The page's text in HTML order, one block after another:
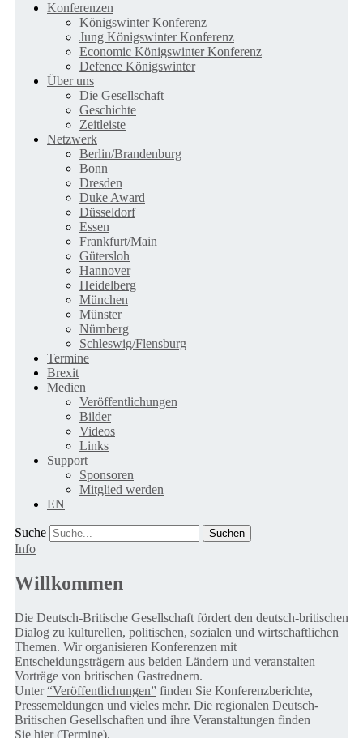
Konferenzen
Königswinter Konferenz
Jung Königswinter Konferenz
Economic Königswinter Konferenz
Defence Königswinter
Über uns
Die Gesellschaft
Geschichte
Zeitleiste
Netzwerk
Berlin/Brandenburg
Bonn
Dresden
Duke Award
Düsseldorf
Essen
Frankfurt/Main
Gütersloh
Hannover
Heidelberg
München
Münster
Nürnberg
Schleswig/Flensburg
Termine
Brexit
Medien
Veröffentlichungen
Bilder
Videos
Links
Support
Sponsoren
Mitglied werden
EN
Suche
Info
Willkommen
Die Deutsch-Britische Gesellschaft fördert den deutsch-britischen
Dialog zu kulturellen, politischen, sozialen und wirtschaftlichen
Themen. Wir organisieren Konferenzen mit
Entscheidungsträgern aus beiden Ländern und veranstalten
Vorträge von britischen Gastrednern.
Unter“Veröffentlichungen” finden Sie Konferenzberichte,
Pressemeldungen und vieles mehr. Die regionalen Deutsch-
Britischen Gesellschaften und ihre Veranstaltungen finden
Sie hier (Termine).